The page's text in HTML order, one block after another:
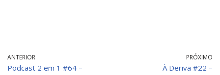
ANTERIOR
Podcast 2 em 1 #64 –
PRÓXIMO
À Deriva #22 –